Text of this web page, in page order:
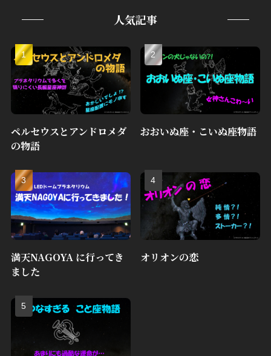
人気記事
ペルセウスとアンドロメダ
の物語
おおいぬ座・こいぬ座物語
満天NAGOYA に行ってき
ました
オリオンの恋